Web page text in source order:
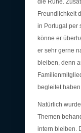
Freundlichkeit
in Portugal per
könne er
er sehr gerne
bleiben, denn
begleitet
Natürlich
Themen
intern bleiben.